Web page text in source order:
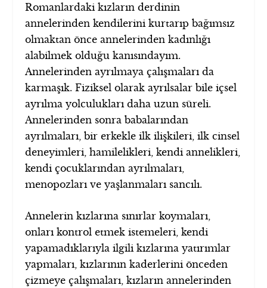
Romanlardaki kızların derdinin
annelerinden kendilerini kurtarıp bağımsız
olmaktan önce annelerinden kadınlığı
alabilmek olduğu kanısındayım.
Annelerinden ayrılmaya çalışmaları da
karmaşık. Fiziksel olarak ayrılsalar bile içsel
ayrılma yolculukları daha uzun süreli.
Annelerinden sonra babalarından
ayrılmaları, bir erkekle ilk ilişkileri, ilk cinsel
deneyimleri, hamilelikleri, kendi annelikleri,
kendi çocuklarından ayrılmaları,
menopozları ve yaşlanmaları sancılı.
Annelerin kızlarına sınırlar koymaları,
onları kontrol etmek istemeleri, kendi
yapamadıklarıyla ilgili kızlarına yatırımlar
yapmaları, kızlarının kaderlerini önceden
çizmeye çalışmaları, kızların annelerinden